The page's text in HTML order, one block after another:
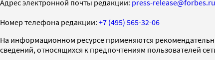
Адрес электронной почты редакции: press-release@forbes.ru
Номер телефона редакции: +7 (495) 565-32-06
На информационном ресурсе применяются
сведений, относящихся к предпочтениям пользователей